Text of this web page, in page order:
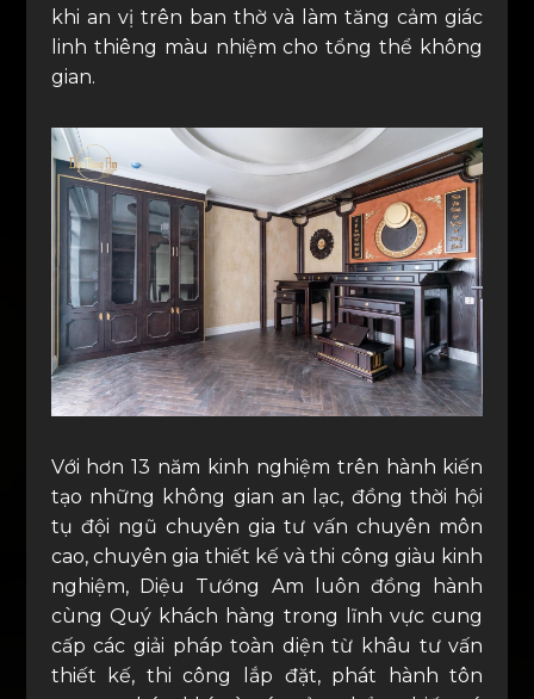
khi an vị trên ban thờ và làm tăng cảm giác
linh thiêng màu nhiệm cho tổng thể không
gian.
Với hơn 13 năm kinh nghiệm trên hành kiến
tạo những không gian an lạc, đồng thời hội
tụ đội ngũ chuyên gia tư vấn chuyên môn
cao, chuyên gia thiết kế và thi công giàu kinh
nghiệm, Diệu Tướng Am luôn đồng hành
cùng Quý khách hàng trong lĩnh vực cung
cấp các giải pháp toàn diện từ khâu tư vấn
thiết kế, thi công lắp đặt, phát hành tôn